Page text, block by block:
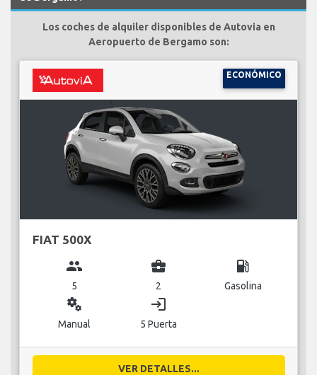
Los coches de alquiler disponibles de Autovia en
Aeropuerto de Bergamo son:
ECONÓMICO
FIAT 500X
group
5
business_center
2
local_gas_station
Gasolina
miscellaneous_services
Manual
login
5 Puerta
VER DETALLES...